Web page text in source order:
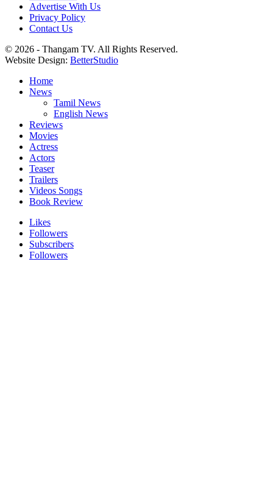
Advertise With Us
Privacy Policy
Contact Us
© 2026 - Thangam TV. All Rights Reserved.
Website Design: BetterStudio
Home
News
Tamil News
English News
Reviews
Movies
Actress
Actors
Teaser
Trailers
Videos Songs
Book Review
Likes
Followers
Subscribers
Followers